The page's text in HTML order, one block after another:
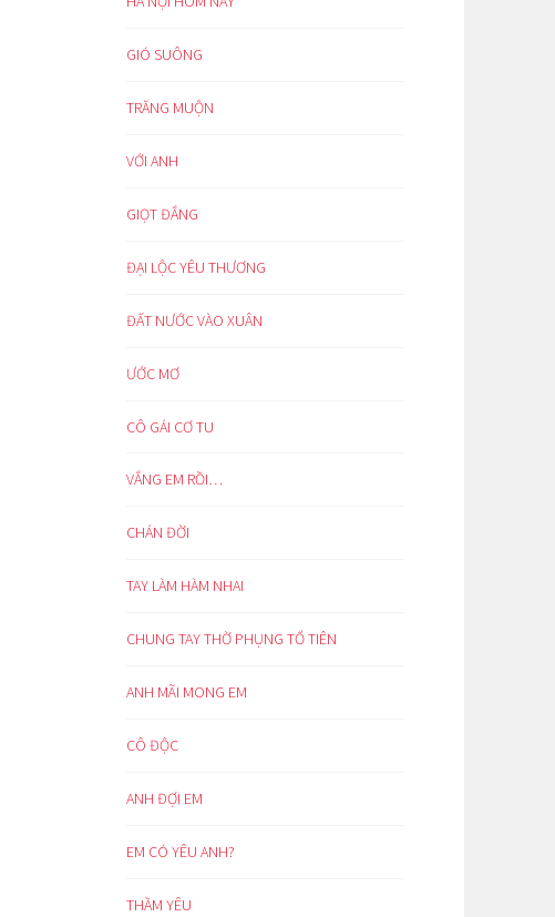
GIÓ SUÔNG
TRĂNG MUỘN
VỚI ANH
GIỌT ĐẮNG
ĐẠI LỘC YÊU THƯƠNG
ĐẤT NƯỚC VÀO XUÂN
ƯỚC MƠ
CÔ GÁI CƠ TU
VẮNG EM RỒI…
CHÁN ĐỜI
TAY LÀM HÀM NHAI
CHUNG TAY THỜ PHỤNG TỔ TIÊN
ANH MÃI MONG EM
CÔ ĐỘC
ANH ĐỢI EM
EM CÓ YÊU ANH?
THẦM YÊU